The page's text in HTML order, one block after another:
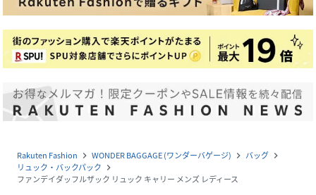
Rakuten Fashion navigate_next WONDER BAGGAGE (ワンダーバゲージ) navigate_next バッグ navigate_next
リュック・バックパック navigate_next
ファンデイダッフルザック リュック キャリー メンズ レディース